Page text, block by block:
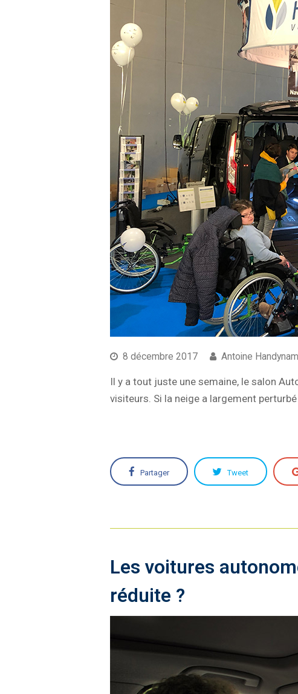
8 décembre 2017 Antoine
Il y a tout juste une semaine, le salon
visiteurs. Si la neige a largement
Partager Tweet
Les voitures
réduite ?